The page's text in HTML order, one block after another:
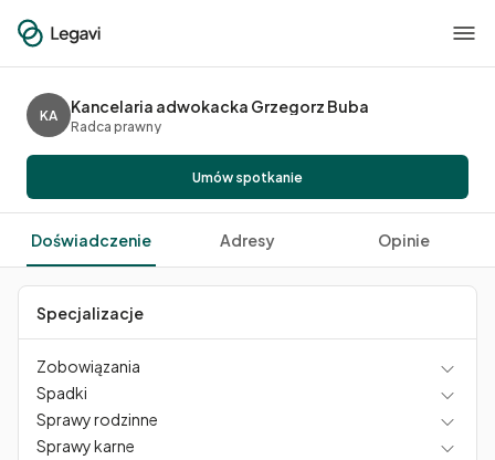
KA Kancelaria adwokacka Grzegorz Buba
Radca prawny
Umów spotkanie
Doświadczenie Adresy Opinie
Specjalizacje
Zobowiązania
Spadki
Sprawy rodzinne
Sprawy karne